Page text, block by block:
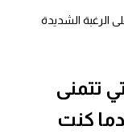
الرغبة الشديدة
تتمنى
كنت